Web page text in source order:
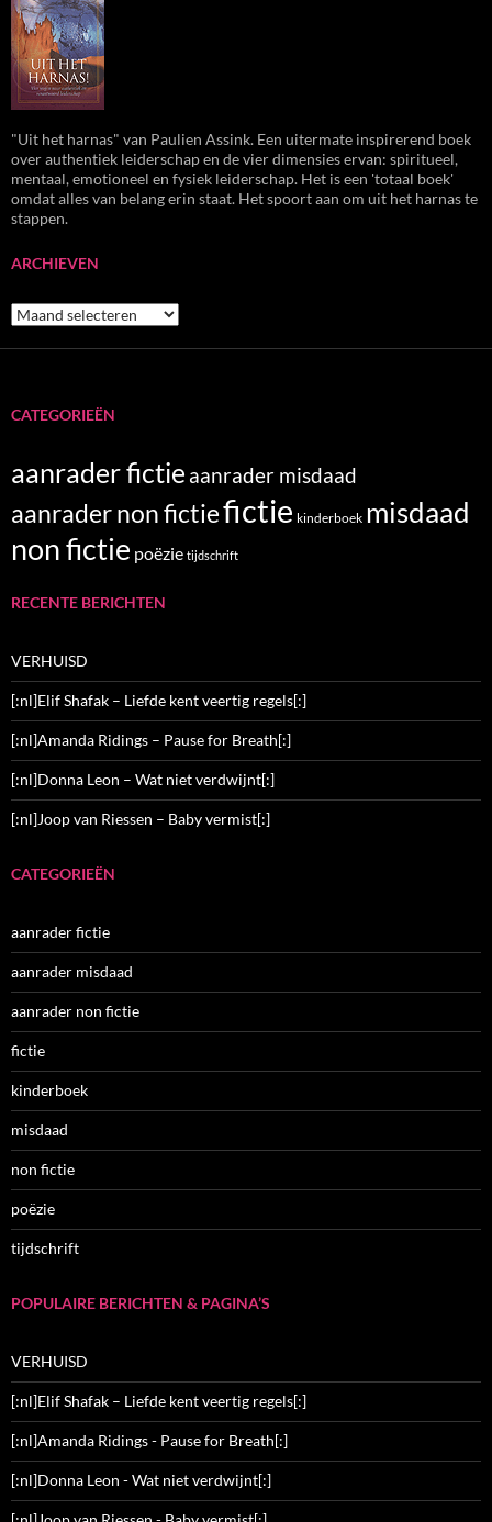
"Uit het harnas" van Paulien Assink. Een uitermate inspirerend boek
over authentiek leiderschap en de vier dimensies ervan: spiritueel,
mentaal, emotioneel en fysiek leiderschap. Het is een 'totaal boek'
omdat alles van belang erin staat. Het spoort aan om uit het harnas te
stappen.
ARCHIEVEN
Archieven
CATEGORIEËN
aanrader fictie aanrader misdaad
aanrader non fictiefictie kinderboek misdaad
non fictie poëzie tijdschrift
RECENTE BERICHTEN
VERHUISD
[:nl]Elif Shafak – Liefde kent veertig regels[:]
[:nl]Amanda Ridings – Pause for Breath[:]
[:nl]Donna Leon – Wat niet verdwijnt[:]
[:nl]Joop van Riessen – Baby vermist[:]
CATEGORIEËN
aanrader fictie
aanrader misdaad
aanrader non fictie
fictie
kinderboek
misdaad
non fictie
poëzie
tijdschrift
POPULAIRE BERICHTEN & PAGINA’S
VERHUISD
[:nl]Elif Shafak – Liefde kent veertig regels[:]
[:nl]Amanda Ridings - Pause for Breath[:]
[:nl]Donna Leon - Wat niet verdwijnt[:]